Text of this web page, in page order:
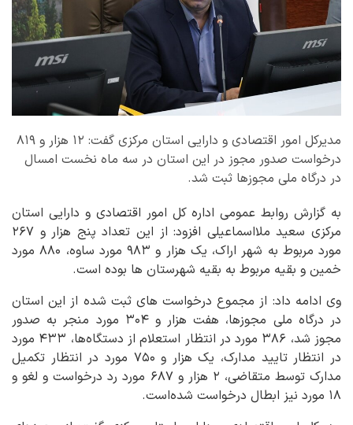
مدیرکل امور اقتصادی و دارایی استان مرکزی گفت: ۱۲ هزار و ۸۱۹
درخواست صدور مجوز در این استان در سه ماه نخست امسال
در درگاه ملی مجوزها ثبت شد.
به گزارش روابط عمومی اداره کل امور اقتصادی و دارایی استان
مرکزی سعید ملااسماعیلی افزود: از این تعداد پنج هزار و ۲۶۷
مورد مربوط به شهر اراک، یک هزار و ۹۸۳ مورد ساوه، ۸۸۰ مورد
خمین و بقیه مربوط به بقیه شهرستان ها بوده است.
وی ادامه داد: از مجموع درخواست های ثبت شده از این استان
در درگاه ملی مجوزها، هفت هزار و ۳۰۴ مورد منجر به صدور
مجوز شد، ۳۸۶ مورد در انتظار استعلام از دستگاه‌ها، ۴۳۳ مورد
در انتظار تایید مدارک، یک هزار و ۷۵۰ مورد در انتظار تکمیل
مدارک توسط متقاضی، ۲ هزار و ۶۸۷ مورد رد درخواست و لغو و
۱۸ مورد نیز ابطال درخواست شده‌است.